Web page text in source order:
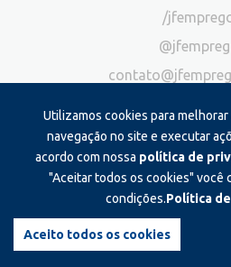
Utilizamos cookies para
navegação no site e executar
acordo com nossa política de
"Aceitar todos os cookies" você
condições.Política
Aceito todos os cookies
/
*Exclusivo para atendimento via chat.
canal
Produzido e
©2026 JF Empregos. Todos